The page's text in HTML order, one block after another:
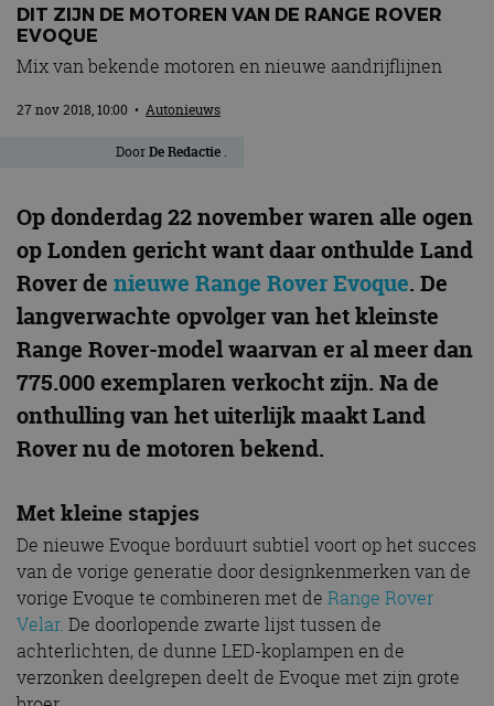
DIT ZIJN DE MOTOREN VAN DE RANGE ROVER
EVOQUE
Mix van bekende motoren en nieuwe aandrijflijnen
27 nov 2018, 10:00 • Autonieuws
DoorDe Redactie .
Op donderdag 22 november waren alle ogen
op Londen gericht want daar onthulde Land
Rover de nieuwe Range Rover Evoque. De
langverwachte opvolger van het kleinste
Range Rover-model waarvan er al meer dan
775.000 exemplaren verkocht zijn. Na de
onthulling van het uiterlijk maakt Land
Rover nu de motoren bekend.
Met kleine stapjes
De nieuwe Evoque borduurt subtiel voort op het succes
van de vorige generatie door designkenmerken van de
vorige Evoque te combineren met de Range Rover
Velar. De doorlopende zwarte lijst tussen de
achterlichten, de dunne LED-koplampen en de
verzonken deelgrepen deelt de Evoque met zijn grote